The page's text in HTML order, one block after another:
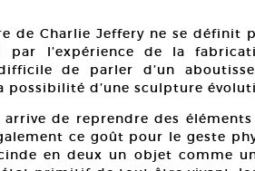
de Charlie Jeffery ne se définit
par l’expérience de la
de parler d’un
possibilité d’une sculpture
de reprendre des éléments
ce goût pour le geste
en deux un objet comme